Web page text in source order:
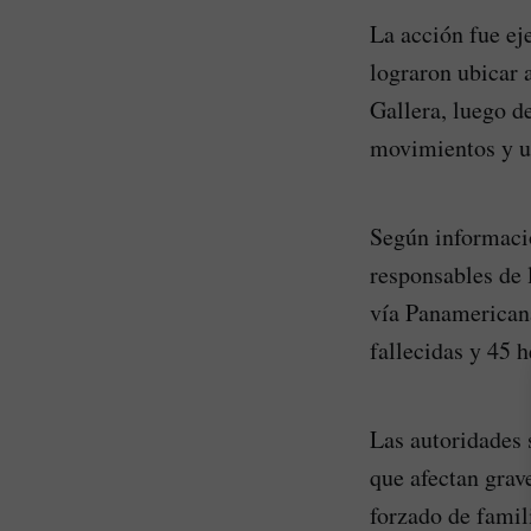
La acción fue
lograron ubicar
Gallera, luego
movimientos y
Según
responsables
vía
fallecidas y 45
Las autoridades
que afectan
forzado de